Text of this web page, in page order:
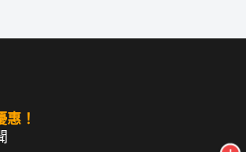
！